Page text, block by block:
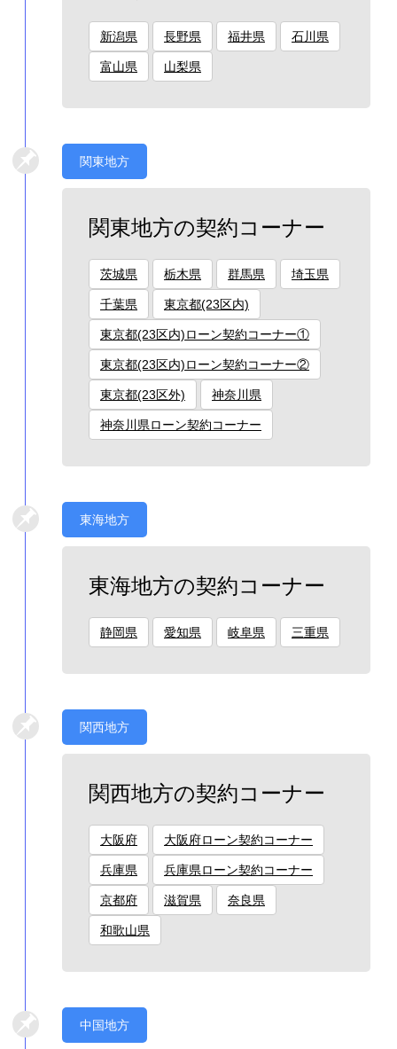
新潟県 長野県 福井県 石川県
富山県 山梨県
関東地方
関東地方の契約コーナー
茨城県 栃木県 群馬県 埼玉県
千葉県 東京都(23区内)
東京都(23区内)ローン契約コーナー①
東京都(23区内)ローン契約コーナー②
東京都(23区外) 神奈川県
神奈川県ローン契約コーナー
東海地方
東海地方の契約コーナー
静岡県 愛知県 岐阜県 三重県
関西地方
関西地方の契約コーナー
大阪府 大阪府ローン契約コーナー
兵庫県 兵庫県ローン契約コーナー
京都府 滋賀県 奈良県
和歌山県
中国地方